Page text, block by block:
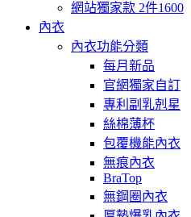
網站獨家款 2件1600
內衣
內衣功能分類
每月新品
官網獨家自訂
專利副乳剋星
絲棉薄杯
包覆機能內衣
無痕內衣
BraTop
無鋼圈內衣